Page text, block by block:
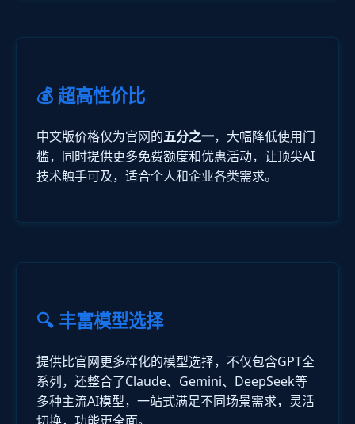
💰 超高性价比
中文版价格仅为官网的五分之一，大幅降低使用门
槛，同时提供更多免费额度和优惠活动，让顶尖AI
技术触手可及，适合个人和企业各类需求。
🔍 丰富模型选择
提供比官网更多样化的模型选择，不仅包含GPT全
系列，还整合了Claude、Gemini、DeepSeek等
多种主流AI模型，一站式满足不同场景需求，灵活